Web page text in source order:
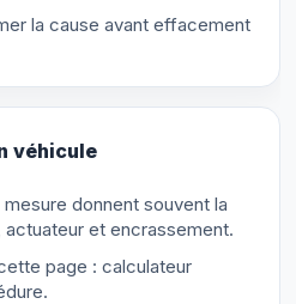
la cause avant effacement
véhicule
donnent souvent la
et encrassement.
page : calculateur